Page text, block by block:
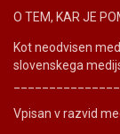
O TEM, KAR JE
Kot neodvisen
slovenskega
Vpisan v razvid